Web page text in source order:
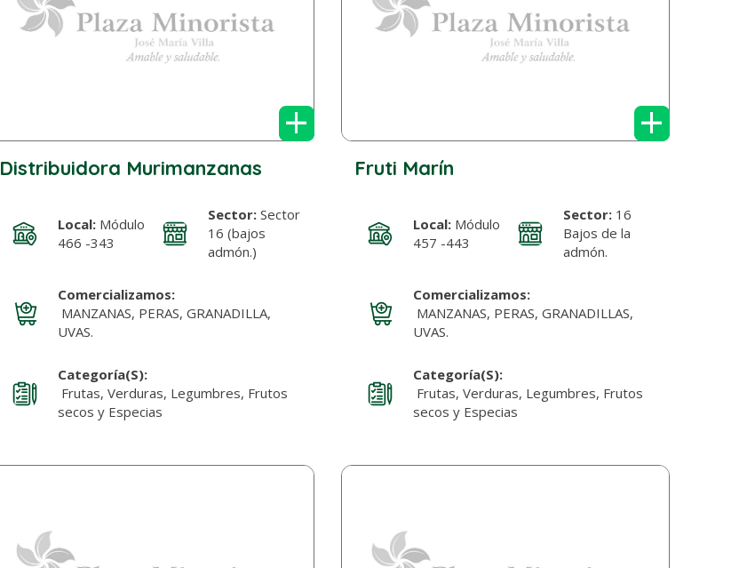
+
Distribuidora Murimanzanas
Local:Módulo
466 -343
Sector: Sector
16 (bajos
admón.)
Comercializamos:
MANZANAS, PERAS, GRANADILLA,
UVAS.
Categoría(s):
Frutas, Verduras, Legumbres, Frutos
secos y Especias
+
Fruti Marín
Local:Módulo
457 -443
Sector: 16
Bajos de la
admón.
Comercializamos:
MANZANAS, PERAS, GRANADILLAS,
UVAS.
Categoría(s):
Frutas, Verduras, Legumbres, Frutos
secos y Especias